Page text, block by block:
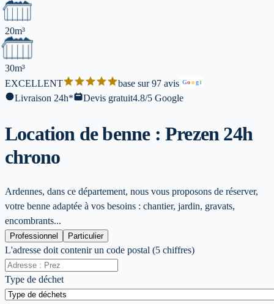
20m³
30m³
EXCELLENT
base sur 97 avis Goog l
Livraison 24h* Devis gratuit4.8/5 Google
Location de benne : Prezen 24h
chrono
Ardennes, dans ce département, nous vous proposons de réserver,
votre benne adaptée à vos besoins : chantier, jardin, gravats,
encombrants...
Professionnel Particulier
L'adresse doit contenir un code postal (5 chiffres)
Type de déchet